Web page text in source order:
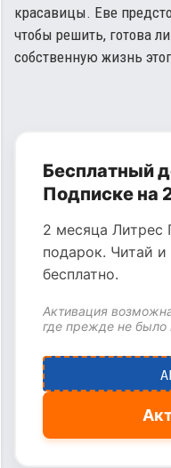
красавицы. Еве
чтобы решить, готова
собственную жизнь
Бесплатный
Подписке на
2 месяца Литрес
подарок. Читай
бесплатно.
Активация
где прежде не было